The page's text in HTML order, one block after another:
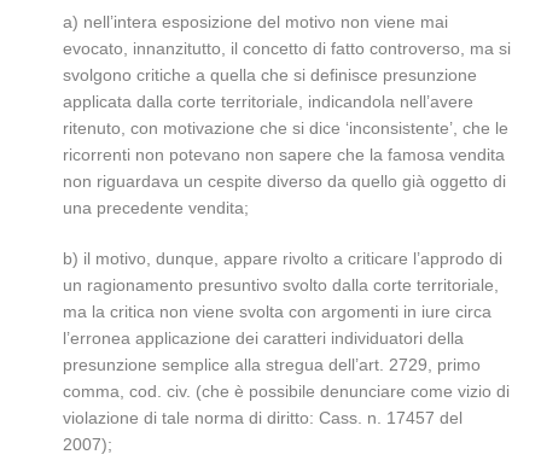
a) nell’intera esposizione del motivo non viene mai
evocato, innanzitutto, il concetto di fatto controverso, ma si
svolgono critiche a quella che si definisce presunzione
applicata dalla corte territoriale, indicandola nell’avere
ritenuto, con motivazione che si dice ‘inconsistente’, che le
ricorrenti non potevano non sapere che la famosa vendita
non riguardava un cespite diverso da quello già oggetto di
una precedente vendita;
b) il motivo, dunque, appare rivolto a criticare l’approdo di
un ragionamento presuntivo svolto dalla corte territoriale,
ma la critica non viene svolta con argomenti in iure circa
l’erronea applicazione dei caratteri individuatori della
presunzione semplice alla stregua dell’art. 2729, primo
comma, cod. civ. (che è possibile denunciare come vizio di
violazione di tale norma di diritto: Cass. n. 17457 del
2007);